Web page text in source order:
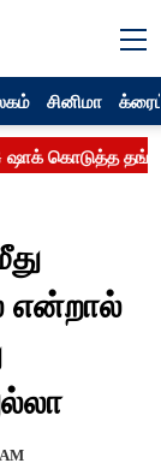
சினிமா
என்றால்